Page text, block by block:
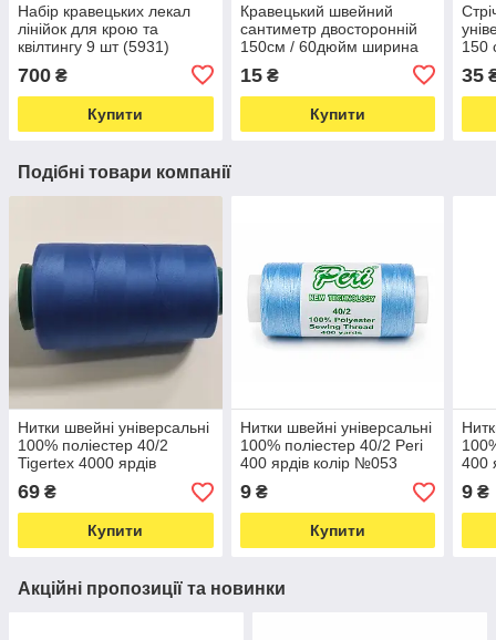
Набір кравецьких лекал
лінійок для крою та
квілтингу 9 шт (5931)
700 ₴
Купити
Кравецький швейний
сантиметр двосторонній
150см / 60дюйм ширина
15₴
Купити
150
35
Подібні товари компанії
Нитки швейні універсальні
100% поліестер 40/2
Tigertex 4000 ярдів
блакитно-синій 058 (7068)
69 ₴
Купити
Нитки швейні універсальні
100% поліестер 40/2 Peri
400 ярдів колір №053
(7380)
9₴
Купити
400
9 ₴
Акційні пропозиції та новинки